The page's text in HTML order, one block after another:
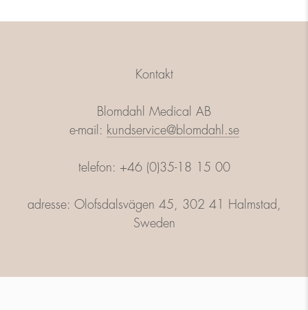
Kontakt
Blomdahl Medical AB
e-mail: kundservice@blomdahl.se
telefon: +46 (0)35-18 15 00
adresse: Olofsdalsvägen 45, 302 41 Halmstad,
Sweden